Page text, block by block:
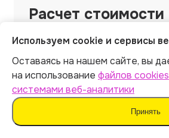
Расчет стоимости
Экспорт файла в Word
Уникальность текста: от
Не обнаруживается ИИ-
Готовая курсовая работа
Скрыть работу
Используем cookie и сервисы
Оставаясь на нашем сайте, вы
на использование файлов cookies
системами веб-аналитики
Принять